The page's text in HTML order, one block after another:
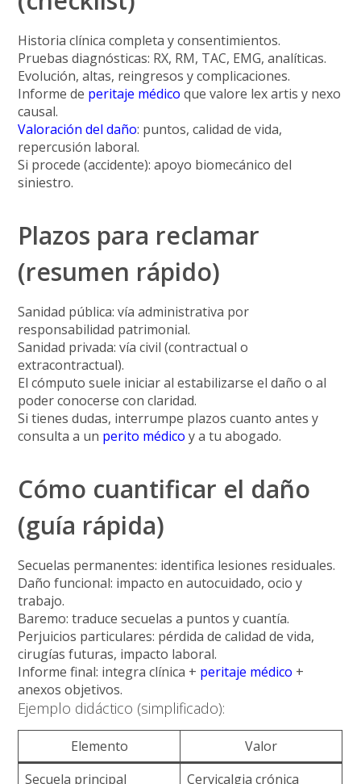
Historia clínica completa yconsentimientos.
Pruebas diagnósticas: RX, RM, TAC, EMG, analíticas.
Evolución, altas, reingresos y complicaciones.
Informe de peritaje médico que valore lex artis y nexo
causal.
Valoración del daño: puntos, calidad de vida,
repercusión laboral.
Si procede (accidente): apoyo biomecánico del
siniestro.
Plazos para reclamar
(resumen rápido)
Sanidad pública: vía administrativa por
responsabilidad patrimonial.
Sanidad privada: vía civil (contractual o
extracontractual).
El cómputo suele iniciar alestabilizarse el daño o al
poder conocerse con claridad.
Si tienes dudas, interrumpe plazos cuanto antes y
consulta a un perito médico y a tu abogado.
Cómo cuantificar el daño
(guía rápida)
Secuelas permanentes: identifica lesiones residuales.
Daño funcional: impacto en autocuidado, ocio y
trabajo.
Baremo: traduce secuelas a puntos y cuantía.
Perjuicios particulares: pérdida de calidad de vida,
cirugías futuras, impacto laboral.
Informe final: integra clínica + peritaje médico +
anexos objetivos.
Ejemplo didáctico (simplificado):
Elemento
Valor
Secuela principal
Cervicalgia crónica